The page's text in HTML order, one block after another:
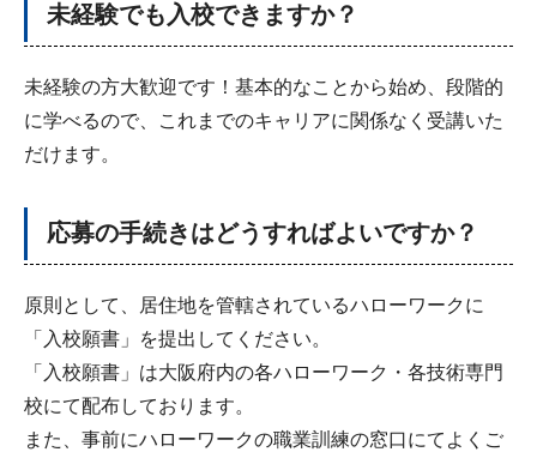
未経験でも入校できますか？
未経験の方大歓迎です！基本的なことから始め、段階的
に学べるので、これまでのキャリアに関係なく受講いた
だけます。
応募の手続きはどうすればよいですか？
原則として、居住地を管轄されているハローワークに
「入校願書」を提出してください。
「入校願書」は大阪府内の各ハローワーク・各技術専門
校にて配布しております。
また、事前にハローワークの職業訓練の窓口にてよくご